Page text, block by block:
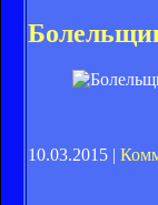
10.03.2015 |